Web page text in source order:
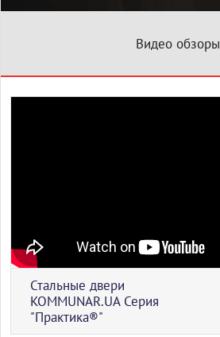
Видео обзоры
Стальные двери
KOMMUNAR.UA Серия
"Практика®"